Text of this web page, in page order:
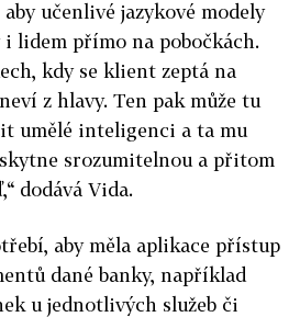
učenlivé jazykové modely
i lidem přímo na pobočkách.
kdy se klient zeptá na
z hlavy. Ten pak může tu
umělé inteligenci a ta mu
srozumitelnou a přitom
dodává Vida.
aby měla aplikace přístup
dané banky, například
u jednotlivých služeb či